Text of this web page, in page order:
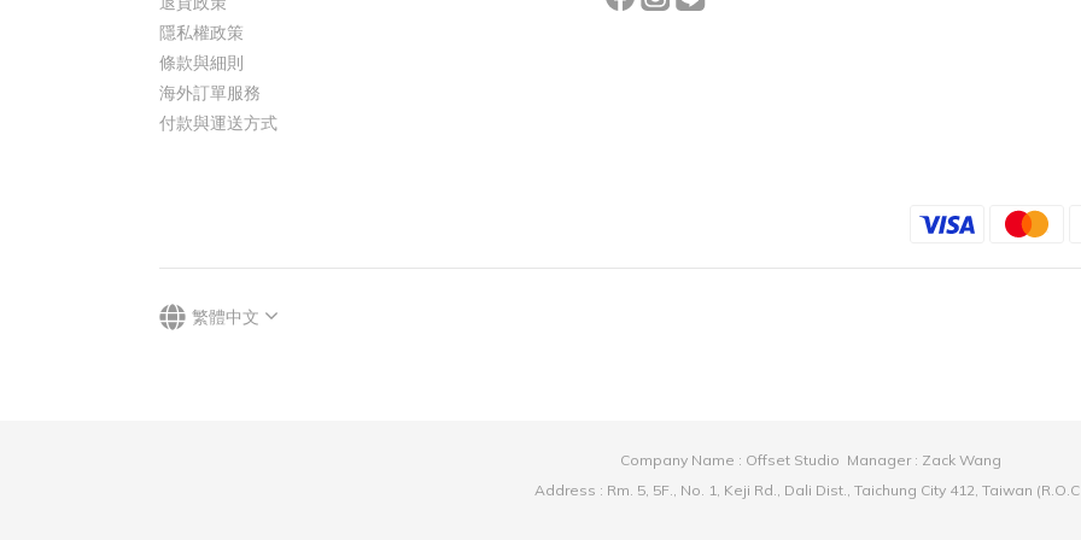
隱私權政策
條款與細則
海外訂單服務
付款與運送方式
繁體中文
Company Name : Offset Studio Manager : Zack Wang
Address : Rm. 5, 5F., No. 1, Keji Rd., Dali Dist., Taichung City 412, Taiwan